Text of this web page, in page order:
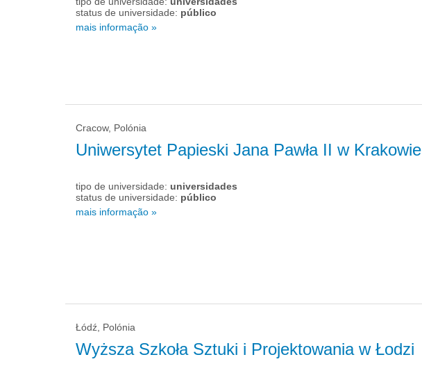
status de universidade: público
mais informação »
Cracow, Polónia
Uniwersytet Papieski Jana Pawła II w Krakowie
tipo de universidade: universidades
status de universidade: público
mais informação »
Łódź, Polónia
Wyższa Szkoła Sztuki i Projektowania w Łodzi